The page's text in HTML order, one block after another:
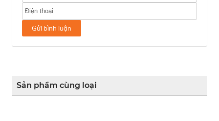
Gửi bình luận
Sản phẩm cùng loại